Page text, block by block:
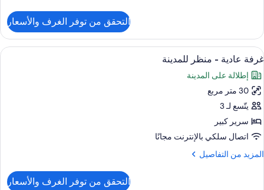
غرفة
عادية
-
منظر
للجبل
التحقق من توفر الغرف والأسعار
استعراض
جميع
صور
غرفة
عادية
-
منظر
للمدينة
ميني بار ومكتب وستائر تعتيم ومكواة/
5
غرفة عادية - منظر للمدينة
إطلالة على المدينة
30 متر مربع
يتّسع لـ 3
سرير كبير
اتصال سلكي بالإنترنت مجانًا
المزيد من التفاصيل
المزيد
التحقق من توفر الغرف والأسعار